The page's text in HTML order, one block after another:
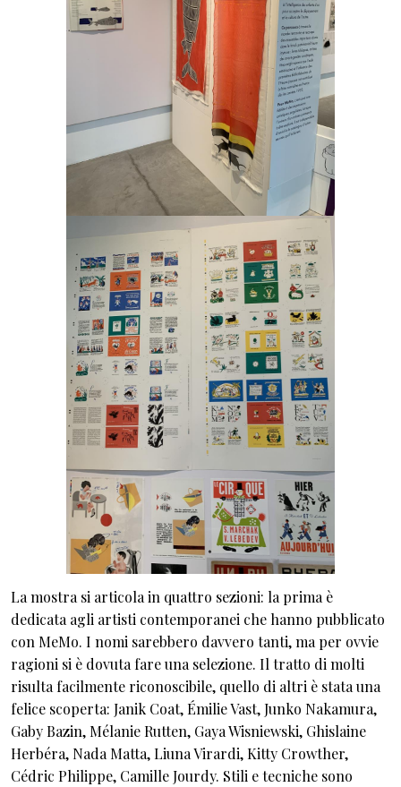
La mostra si articola in quattro sezioni: la prima è
dedicata agli artisti contemporanei che hanno pubblicato
con MeMo. I nomi sarebbero davvero tanti, ma per ovvie
ragioni si è dovuta fare una selezione. Il tratto di molti
risulta facilmente riconoscibile, quello di altri è stata una
felice scoperta: Janik Coat, Émilie Vast, Junko Nakamura,
Gaby Bazin, Mélanie Rutten, Gaya Wisniewski, Ghislaine
Herbéra, Nada Matta, Liuna Virardi, Kitty Crowther,
Cédric Philippe, Camille Jourdy. Stili e tecniche sono